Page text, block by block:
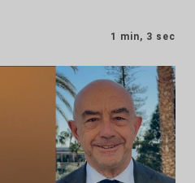
1 min, 3 sec